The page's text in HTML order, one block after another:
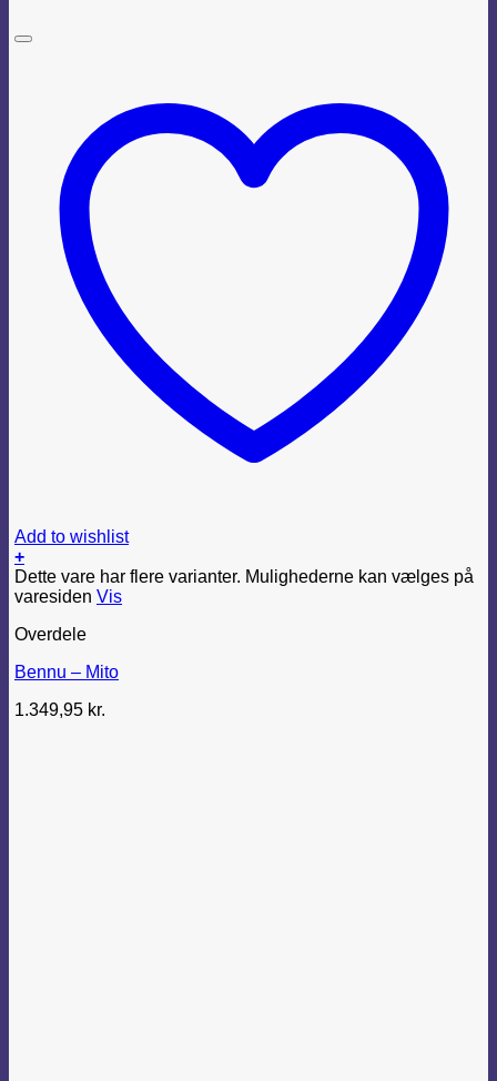
Add to wishlist
+
Dette vare har flere varianter. Mulighederne kan vælges på
varesiden Vis
Overdele
Bennu – Mito
1.349,95 kr.